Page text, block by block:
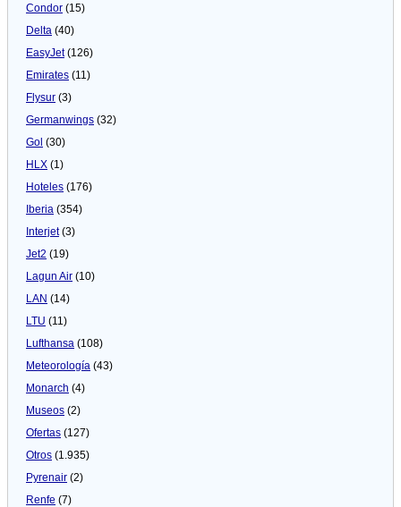
Condor (15)
Delta (40)
EasyJet(126)
Emirates (11)
Flysur (3)
Germanwings (32)
Gol (30)
HLX (1)
Hoteles (176)
Iberia (354)
Interjet(3)
Jet2 (19)
Lagun Air (10)
LAN (14)
LTU (11)
Lufthansa (108)
Meteorologí­a (43)
Monarch (4)
Museos (2)
Ofertas (127)
Otros (1.935)
Pyrenair (2)
Renfe (7)